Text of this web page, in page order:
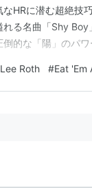
なHRに潜む超絶技
れる名曲「Shy
的な「陽」のパワ
Roth #Eat 'Em